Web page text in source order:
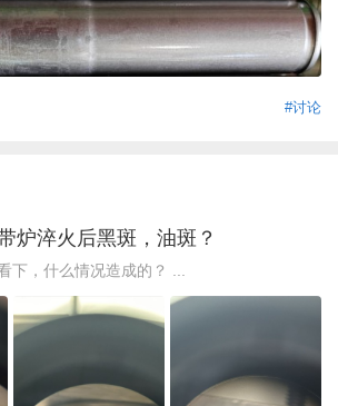
#讨论
炉淬火后黑斑，油斑？
下，什么情况造成的？ ...